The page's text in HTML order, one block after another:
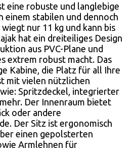
eine robuste und langlebige
einem stabilen und dennoch
nur 11 kg und kann bis
hat ein dreiteiliges Design
aus PVC-Plane und
extrem robust macht. Das
Kabine, die Platz für all Ihre
mit vielen nützlichen
Spritzdeckel, integrierter
Der Innenraum bietet
oder andere
Der Sitz ist ergonomisch
einen gepolsterten
Armlehnen für